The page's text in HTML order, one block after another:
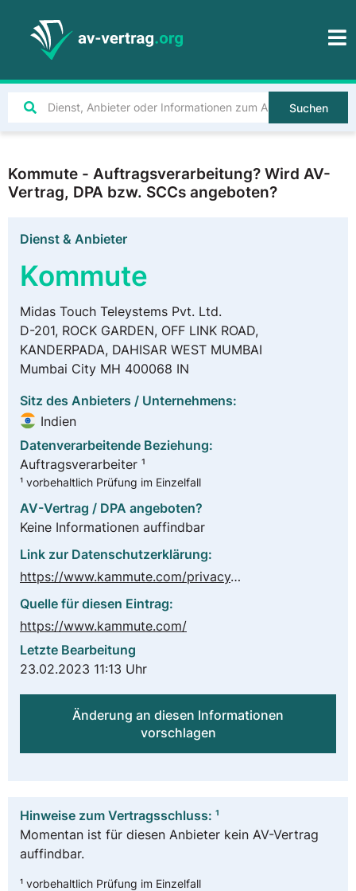
Suchen
Kommute - Auftragsverarbeitung? Wird AV-
Vertrag, DPA bzw. SCCs angeboten?
Dienst & Anbieter
Kommute
Midas Touch Teleystems Pvt. Ltd.
D-201, ROCK GARDEN, OFF LINK ROAD,
KANDERPADA, DAHISAR WEST MUMBAI
Mumbai City MH 400068 IN
Sitz des Anbieters / Unternehmens:
Indien
Datenverarbeitende Beziehung:
Auftragsverarbeiter ¹
¹ vorbehaltlich Prüfung im Einzelfall
AV-Vertrag / DPA angeboten?
Keine Informationen auffindbar
Link zur Datenschutzerklärung:
https://www.kammute.com/privacy_policy
Quelle für diesen Eintrag:
https://www.kammute.com/
Letzte Bearbeitung
23.02.2023 11:13 Uhr
Änderung an diesen Informationen
vorschlagen
Hinweise zum Vertragsschluss: ¹
Momentan ist für diesen Anbieter kein AV-Vertrag
auffindbar.
¹ vorbehaltlich Prüfung im Einzelfall